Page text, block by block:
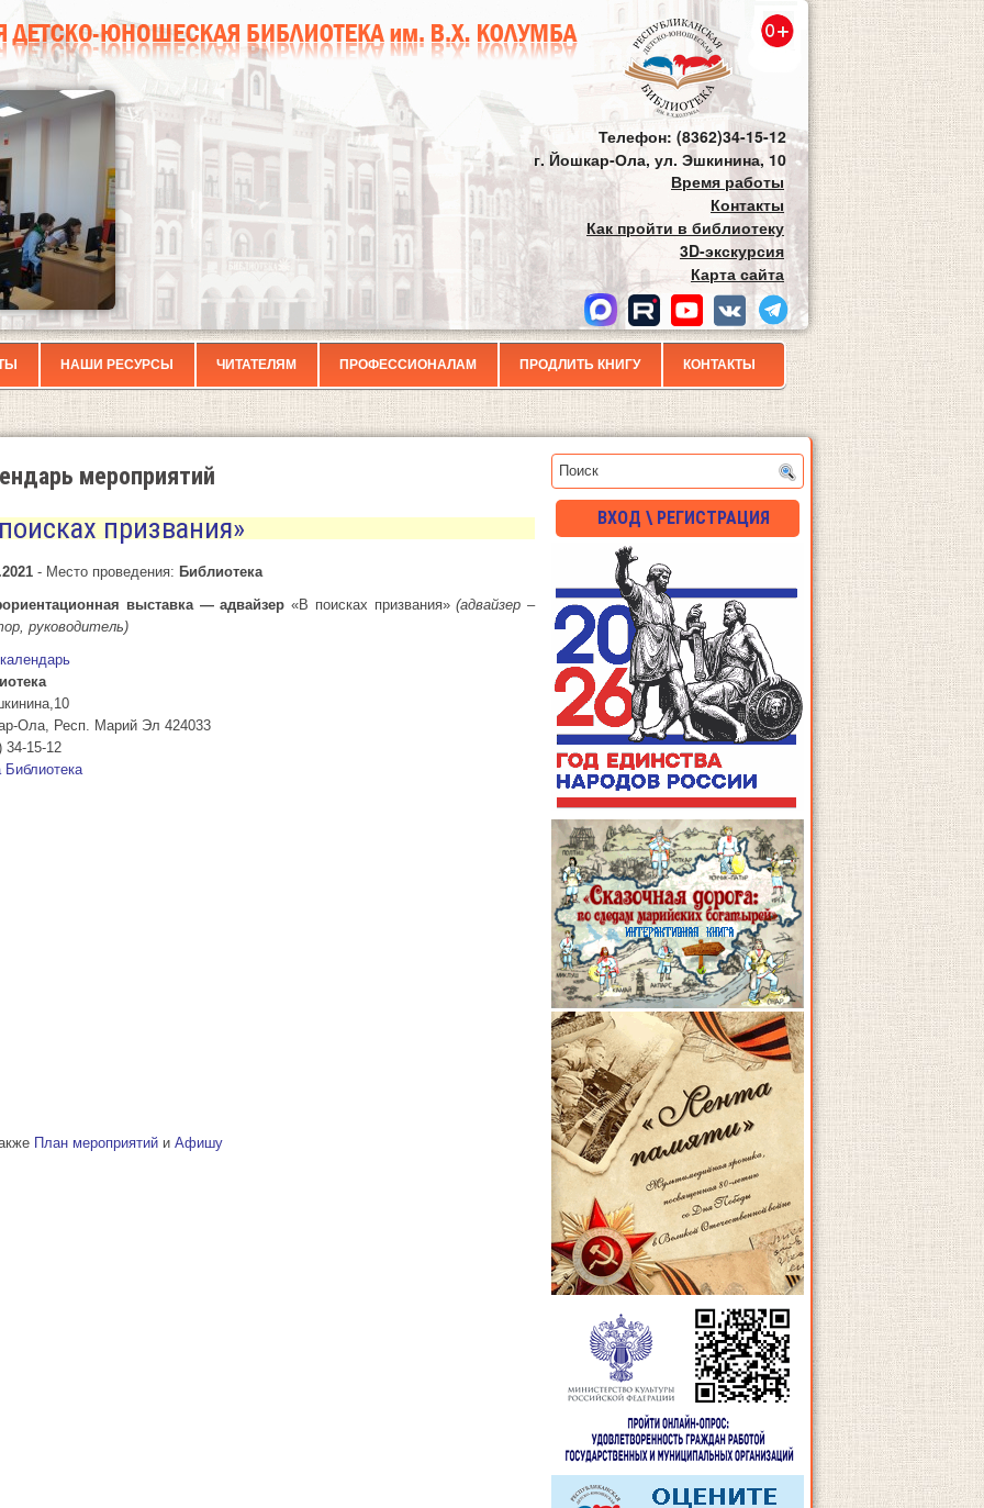
Телефон: (8362)34-15-12
г. Йошкар-Ола, ул. Эшкинина, 10
Время работы
Контакты
Как пройти в библиотеку
3D-экскурсия
Карта сайта
НАШИ РЕСУРСЫ ЧИТАТЕЛЯМ ПРОФЕССИОНАЛАМ ПРОДЛИТЬ КНИГУ КОНТАКТЫ
мероприятий
призвания»
- Место проведения: Библиотека
выставка — адвайзер «В поисках призвания»(адвайзер –
руководитель)
Ола
Респ. Марий Эл 424033
34-15-12
Библиотека
План мероприятий и Афишу
ВХОД \ РЕГИСТРАЦИЯ